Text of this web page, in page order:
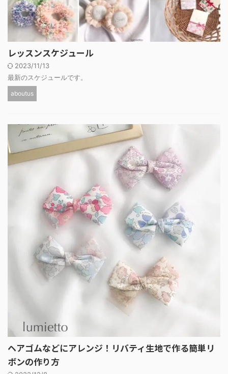
レッスンスケジュール
2023/11/13
最新のスケジュールです。
aboutus
ヘアゴムなどにアレンジ！リバティ生地で作る簡単リ
ボンの作り方